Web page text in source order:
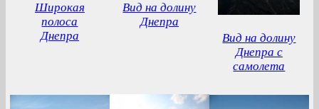
Широкая
полоса
Днепра
Вид на долину
Днепра
Вид на долину
Днепра с
самолета